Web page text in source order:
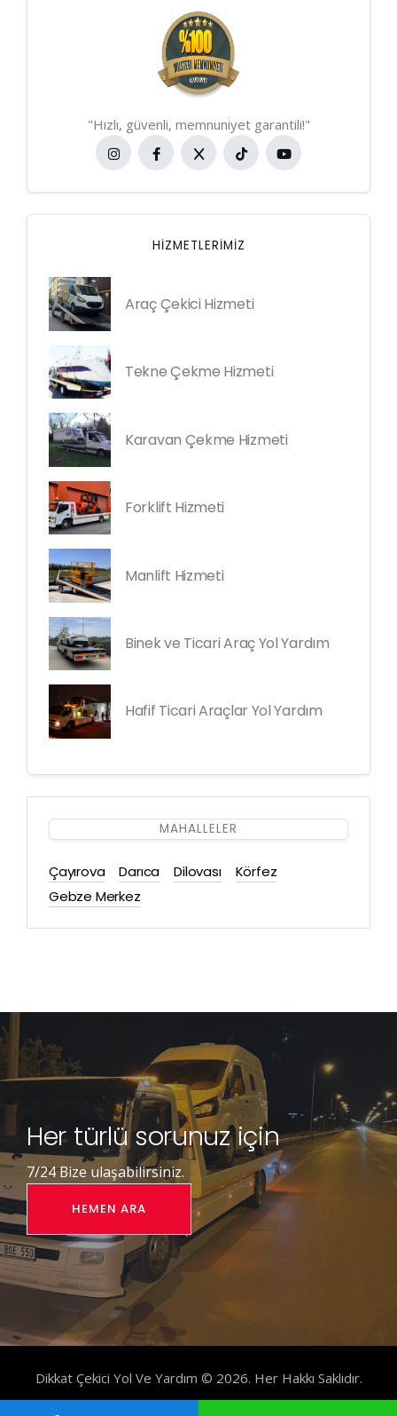
"Hızlı, güvenli, memnuniyet garantili!"
HIZMETLERIMIZ
Araç Çekici Hizmeti
Tekne Çekme Hizmeti
Karavan Çekme Hizmeti
Forklift Hizmeti
Manlift Hizmeti
Binek ve Ticari Araç Yol Yardım
Hafif Ticari Araçlar Yol Yardım
MAHALLELER
Çayırova Darıca Dilovası
Körfez
Gebze Merkez
Her türlü sorunuz için
7/24 Bize ulaşabilirsiniz.
HEMEN ARA
Dikkat Çekici Yol Ve Yardım © 2026. Her Hakkı Saklıdır.